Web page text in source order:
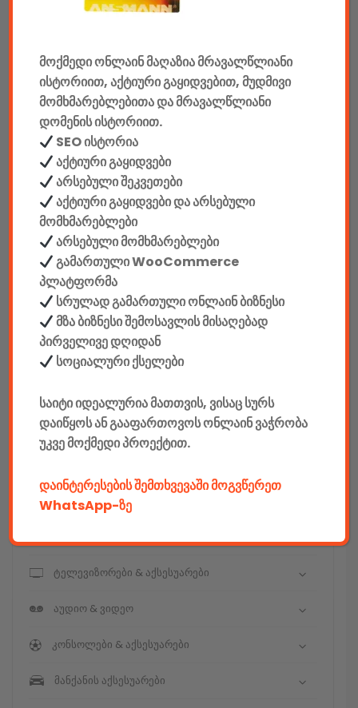
მანქანის აქსესუარები
ელემენტები
აკკუმულატორები
კაბელები & დამტენები
დისკები
ჩანთები
სეიფები
კონსტრუქტორები
E-mobility
კომპიუტერები & აქსესუარები
ტელეფონები & აქსესუარები
ნოუთბუქები & აქსესუარები
ტელევიზორები & აქსესუარები
აუდიო & ვიდეო
კონსოლები & აქსესუარები
მანქანის აქსესუარები
მოქმედი ონლაინ მაღაზია მრავალწლიანი
ისტორიით, აქტიური გაყიდვებით, მუდმივი
მომხმარებლებითა და მრავალწლიანი
დომენის ისტორიით.
SEO ისტორია
აქტიური გაყიდვები
არსებული შეკვეთები
აქტიური გაყიდვები და არსებული
მომხმარებლები
არსებული მომხმარებლები
გამართული WooCommerce
პლატფორმა
სრულად გამართული ონლაინ ბიზნესი
მზა ბიზნესი შემოსავლის მისაღებად
პირველივე დღიდან
სოციალური ქსელები
საიტი იდეალურია მათთვის, ვისაც სურს
დაიწყოს ან გააფართოვოს ონლაინ ვაჭრობა
უკვე მოქმედი პროექტით.
დაინტერესების შემთხვევაში მოგვწერეთ
WhatsApp-ზე